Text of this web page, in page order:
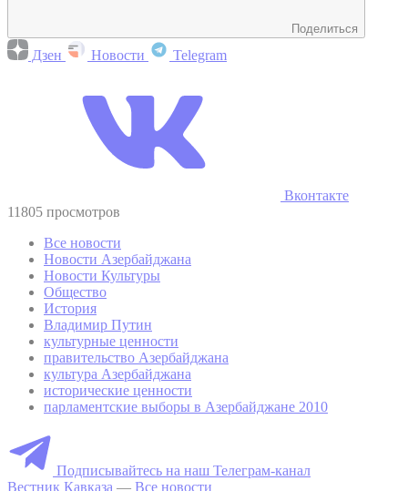
Поделиться
Дзен Новости Telegram
Вконтакте
11805 просмотров
Все новости
Новости Азербайджана
Новости Культуры
Общество
История
Владимир Путин
культурные ценности
правительство Азербайджана
культура Азербайджана
исторические ценности
парламентские выборы в Азербайджане 2010
Подписывайтесь на наш Телеграм-канал
Вестник Кавказа — Все новости